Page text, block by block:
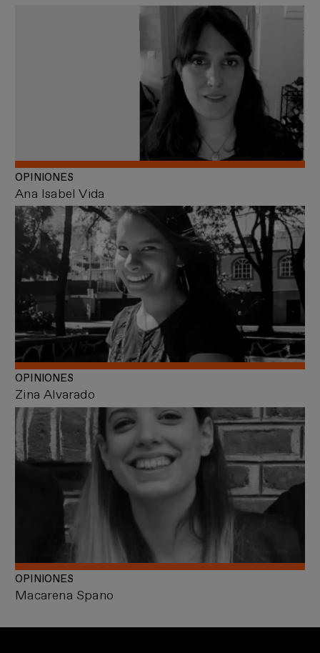
Ana Isabel Vida
OPINIONES
Zina Alvarado
OPINIONES
Macarena Spano
OPINIONES